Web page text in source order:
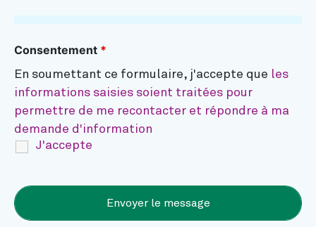
Consentement *
J'accepte
En soumettant ce formulaire, j'accepte que les
informations saisies soient traitées pour
permettre de me recontacter et répondre à ma
demande d'information